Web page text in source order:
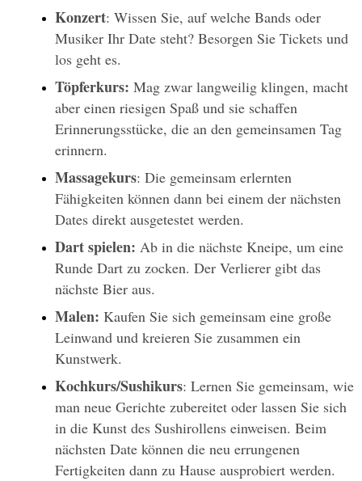
Konzert: Wissen Sie, auf welche Bands oder
Musiker Ihr Date steht? Besorgen Sie Tickets und
los geht es.
Töpferkurs: Mag zwar langweilig klingen, macht
aber einen riesigen Spaß und sie schaffen
Erinnerungsstücke, die an den gemeinsamen Tag
erinnern.
Massagekurs: Die gemeinsam erlernten
Fähigkeiten können dann bei einem der nächsten
Dates direkt ausgetestet werden.
Dart spielen: Ab in die nächste Kneipe, um eine
Runde Dart zu zocken. Der Verlierer gibt das
nächste Bier aus.
Malen: Kaufen Sie sich gemeinsam eine große
Leinwand und kreieren Sie zusammen ein
Kunstwerk.
Kochkurs/Sushikurs: Lernen Sie gemeinsam, wie
man neue Gerichte zubereitet oder lassen Sie sich
in die Kunst des Sushirollens einweisen. Beim
nächsten Date können die neu errungenen
Fertigkeiten dann zu Hause ausprobiert werden.